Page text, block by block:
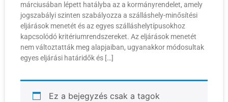
márciusában lépett hatályba az a kormányrendelet, amely
jogszabályi szinten szabályozza a szálláshely-minősítési
eljárások menetét és az egyes szálláshelytípusokhoz
kapcsolódó kritériumrendszereket. Az eljárások menetét
nem változtatták meg alapjaiban, ugyanakkor módosultak
egyes eljárási határidők és […]
Ez a bejegyzés csak a tagok